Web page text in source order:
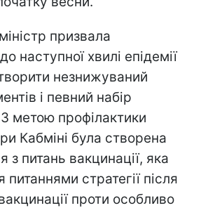
призвала
наступної хвилі епідемії
незнижуваний
і певний набір
метою профілактики
Кабміні була створена
з питань вакцинації, яка
стратегії після
проти особливо